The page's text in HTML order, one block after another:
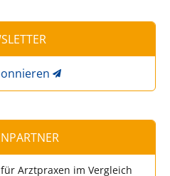
Arztpraxen im Vergleich